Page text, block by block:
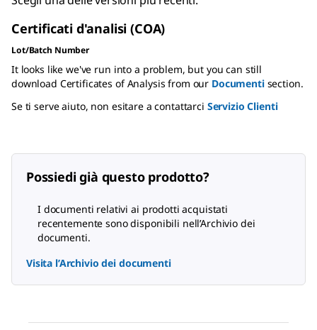
Certificati d'analisi (COA)
Lot/Batch Number
It looks like we've run into a problem, but you can still
download Certificates of Analysis from our Documentisection.
Se ti serve aiuto, non esitare a contattarci Servizio Clienti
Possiedi già questo prodotto?
I documenti relativi ai prodotti acquistati
recentemente sono disponibili nell’Archivio dei
documenti.
Visita l’Archivio dei documenti